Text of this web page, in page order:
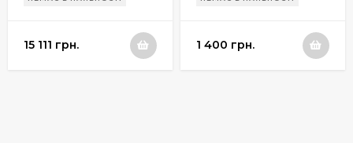
15 111 грн.
планками в
1 400 грн.